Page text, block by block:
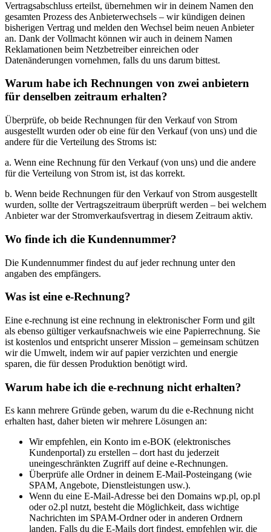
Vertragsabschluss erteilst, übernehmen wir in deinem Namen den
gesamten Prozess des Anbieterwechsels – wir kündigen deinen
bisherigen Vertrag und melden den Wechsel beim neuen Anbieter
an. Dank der Vollmacht können wir auch in deinem Namen
Reklamationen beim Netzbetreiber einreichen oder
Datenänderungen vornehmen, falls du uns darum bittest.
Warum habe ich Rechnungen von zwei anbietern
für denselben zeitraum erhalten?
Überprüfe, ob beide Rechnungen für den Verkauf von Strom
ausgestellt wurden oder ob eine für den Verkauf (von uns) und die
andere für die Verteilung des Stroms ist:
a. Wenn eine Rechnung für den Verkauf (von uns) und die andere
für die Verteilung von Strom ist, ist das korrekt.
b. Wenn beide Rechnungen für den Verkauf von Strom ausgestellt
wurden, sollte der Vertragszeitraum überprüft werden – bei welchem
Anbieter war der Stromverkaufsvertrag in diesem Zeitraum aktiv.
Wo finde ich die Kundennummer?
Die Kundennummer findest du auf jeder rechnung unter den
angaben des empfängers.
Was ist eine e-Rechnung?
Eine e-rechnung ist eine rechnung in elektronischer Form und gilt
als ebenso gültiger verkaufsnachweis wie eine Papierrechnung. Sie
ist kostenlos und entspricht unserer Mission – gemeinsam schützen
wir die Umwelt, indem wir auf papier verzichten und energie
sparen, die für dessen Produktion benötigt wird.
Warum habe ich die e-rechnung nicht erhalten?
Es kann mehrere Gründe geben, warum du die e-Rechnung nicht
erhalten hast, daher bieten wir mehrere Lösungen an:
Wir empfehlen, ein Konto im e-BOK (elektronisches
Kundenportal) zu erstellen – dort hast du jederzeit
uneingeschränkten Zugriff auf deine e-Rechnungen.
Überprüfe alle Ordner in deinem E-Mail-Posteingang (wie
SPAM, Angebote, Dienstleistungen usw.).
Wenn du eine E-Mail-Adresse bei den Domains wp.pl, op.pl
oder o2.pl nutzt, besteht die Möglichkeit, dass wichtige
Nachrichten im SPAM-Ordner oder in anderen Ordnern
landen. Falls du die E-Mails dort findest, empfehlen wir, die